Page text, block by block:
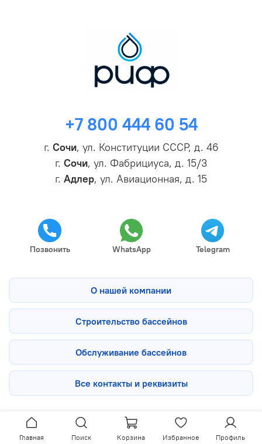
+7 800 444 60 54
г. Сочи, ул. Конституции СССР, д. 46
г. Сочи, ул. Фабрициуса, д. 15/3
г. Адлер, ул. Авиационная, д. 15
Позвонить WhatsApp Telegram
О нашей компании
Строительство бассейнов
Обслуживание бассейнов
Все контакты и реквизиты
Главная Поиск Корзина Избранное Профиль